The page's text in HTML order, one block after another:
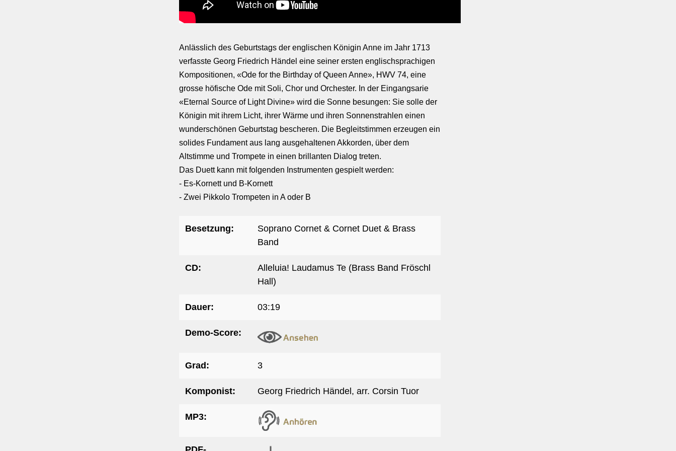
Anlässlich des Geburtstags der englischen Königin Anne im Jahr 1713
verfasste Georg Friedrich Händel eine seiner ersten englischsprachigen
Kompositionen, «Ode for the Birthday of Queen Anne», HWV 74, eine
grosse höfische Ode mit Soli, Chor und Orchester. In der Eingangsarie
«Eternal Source of Light Divine» wird die Sonne besungen: Sie solle der
Königin mit ihrem Licht, ihrer Wärme und ihren Sonnenstrahlen einen
wunderschönen Geburtstag bescheren. Die Begleitstimmen erzeugen ein
solides Fundament aus lang ausgehaltenen Akkorden, über dem
Altstimme und Trompete in einen brillanten Dialog treten.
Das Duett kann mit folgenden Instrumenten gespielt werden:
- Es-Kornett und B-Kornett
- Zwei Pikkolo Trompeten in A oder B
Besetzung:
Soprano Cornet & Cornet Duet & Brass
Band
CD:
Alleluia! Laudamus Te (Brass Band Fröschl
Hall)
Dauer: 03:19
Demo-Score:
Grad: 3
Komponist: Georg Friedrich Händel, arr. Corsin Tuor
MP3: